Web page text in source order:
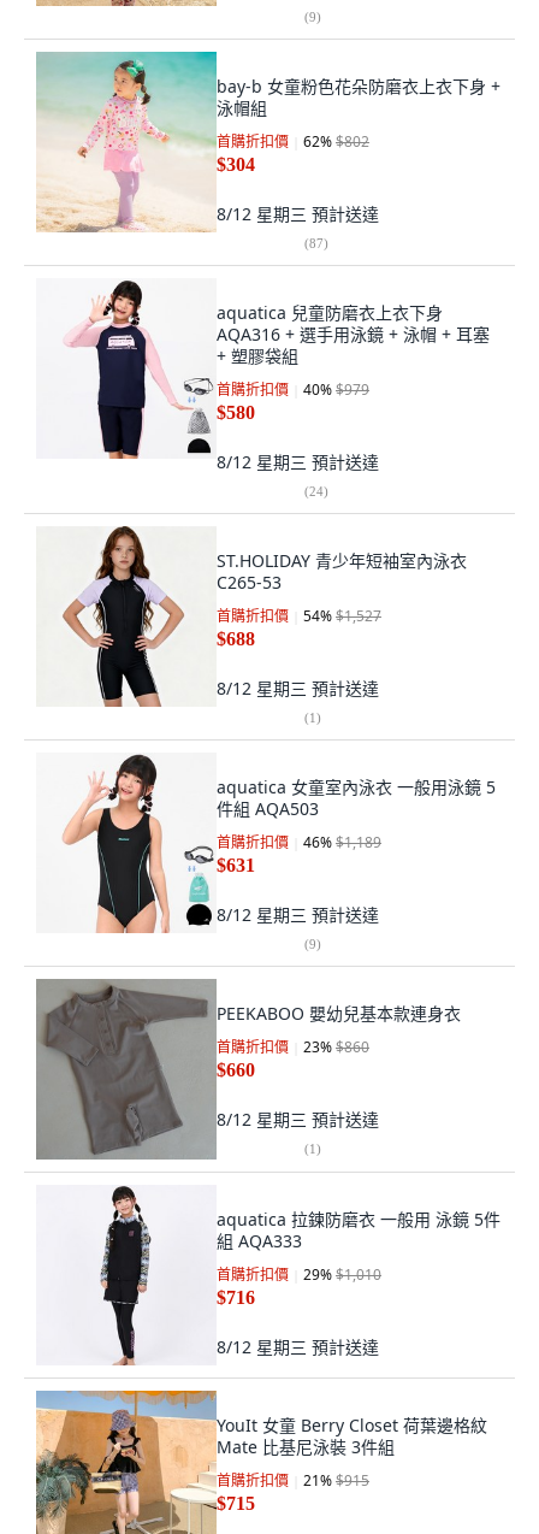
(9)
bay-b 女童粉色花朵防磨衣上衣下身 +
泳帽組
首購折扣價 62%$802
$304
8/12 星期三 預計送達
(87)
aquatica 兒童防磨衣上衣下身
AQA316 + 選手用泳鏡 + 泳帽 + 耳塞
+ 塑膠袋組
首購折扣價 40%$979
$580
8/12 星期三 預計送達
(24)
ST.HOLIDAY 青少年短袖室內泳衣
C265-53
首購折扣價 54%$1,527
$688
8/12 星期三 預計送達
(1)
aquatica 女童室內泳衣 一般用泳鏡 5
件組 AQA503
首購折扣價 46%$1,189
$631
8/12 星期三 預計送達
(9)
PEEKABOO 嬰幼兒基本款連身衣
首購折扣價 23%$860
$660
8/12 星期三 預計送達
(1)
aquatica 拉鍊防磨衣 一般用 泳鏡 5件
組 AQA333
首購折扣價 29%$1,010
$716
8/12 星期三 預計送達
YouIt 女童 Berry Closet 荷葉邊格紋
Mate 比基尼泳裝 3件組
首購折扣價 21%$915
$715